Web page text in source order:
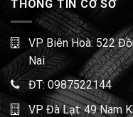
THÔNG TIN CƠ SỞ
VP Biên Hoà: 522
Nai
ĐT: 0987522144
VP Đà Lạt: 49 Nam